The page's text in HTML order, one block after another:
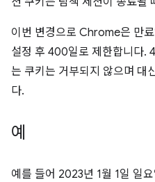
이번 변경으로 Chrome은 만
설정 후 400일로 제한합니다.
는 쿠키는 거부되지 않으며 대
다.
예
예를 들어 2023년 1월 1일 일